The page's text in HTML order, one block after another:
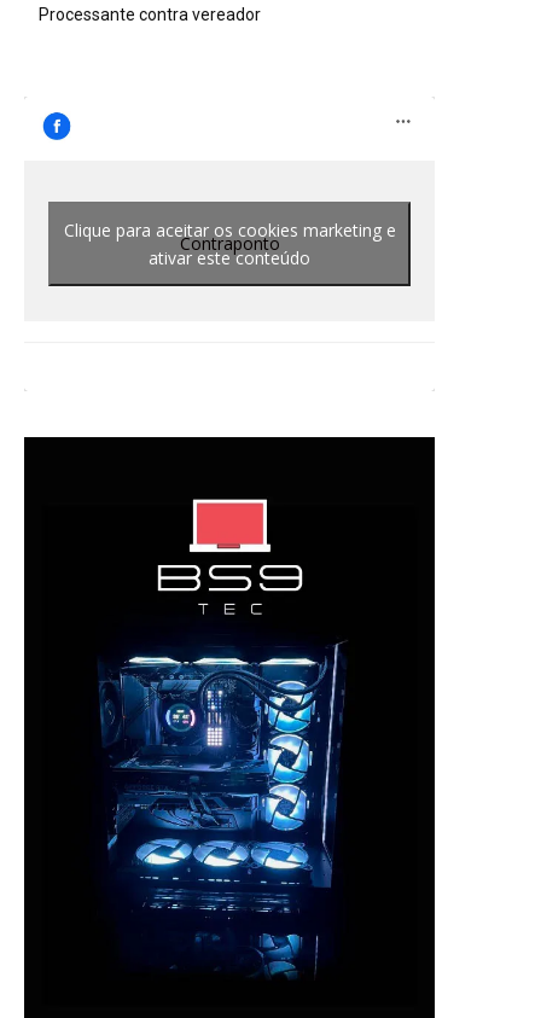
Processante contra vereador
Contraponto
Clique para aceitar os cookies marketing e
ativar este conteúdo